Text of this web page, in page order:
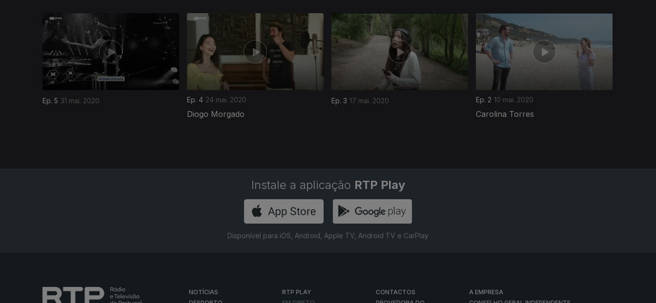
Ep. 5 31 mai. 2020 Ep. 4 24 mai. 2020
Diogo Morgado
Ep. 3 17 mai. 2020 Ep. 2 10 mai. 2020
Carolina Torres
473085
Instale a aplicação RTP Play
Disponível para iOS, Android, Apple TV, Android TV e CarPlay
NOTÍCIAS
RTP PLAY
CONTACTOS
A EMPRESA